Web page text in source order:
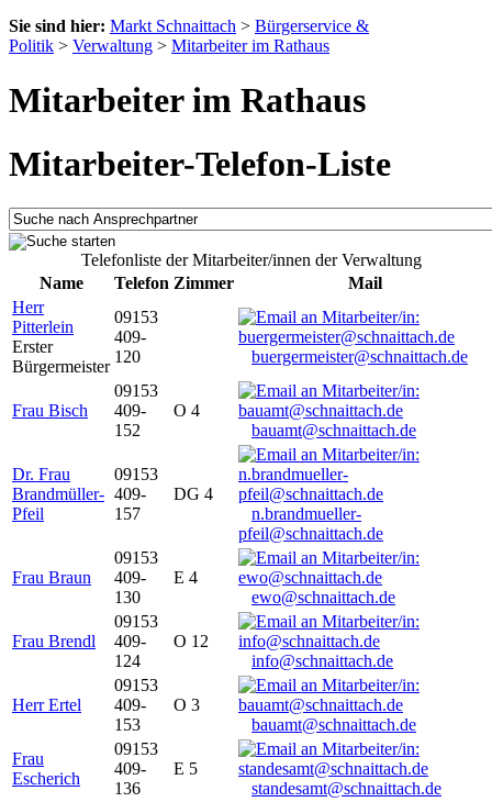
Sie sind hier: Markt Schnaittach > Bürgerservice &
Politik > Verwaltung > Mitarbeiter im Rathaus
Mitarbeiter im Rathaus
Mitarbeiter-Telefon-Liste
Telefonliste der Mitarbeiter/innen der Verwaltung
Name
Telefon Zimmer
Mail
Herr
Pitterlein
Erster
Bürgermeister
09153
409-
120
buergermeister@schnaittach.de
Frau Bisch
09153
409-
152
O 4
bauamt@schnaittach.de
Dr. Frau
Brandmüller-
Pfeil
09153
409-
157
DG 4
n.brandmueller-
pfeil@schnaittach.de
Frau Braun
09153
409-
130
E 4
ewo@schnaittach.de
Frau Brendl
09153
409-
124
O 12
info@schnaittach.de
Herr Ertel
09153
409-
153
O 3
bauamt@schnaittach.de
Frau
Escherich
09153
409-
136
E 5
standesamt@schnaittach.de